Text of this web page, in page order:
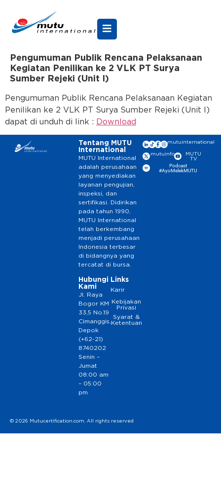
Pengumuman Publik Rencana Pelaksanaan
Kegiatan Penilikan ke 2 VLK PT Surya
Sumber Rejeki (Unit I)
Pengumuman Publik Rencana Pelaksanaan Kegiatan
Penilikan ke 2 VLK PT Surya Sumber Rejeki (Unit I)
dapat di unduh di link : Download
Tentang MUTU
International
MUTU International
adalah perusahaan
yang menyediakan
layanan pengujian,
inspeksi, dan
sertifikasi. Didirikan
pada tahun 1990,
MUTU International
telah berkembang
menjadi perusahaan
Indonesia terbesar
di bidangnya yang
tercatat di bursa.
Hubungi
Kami
Jl. Raya
Bogor KM
33,5 No.19
Cimanggis,
Depok
(+62-21)
8740202
Senin –
Jumat
08:00 am
– 05:00
pm
Links
Karir
Kebijakan
Privasi
Syarat &
Ketentuan
mutuinternational
mutuinfo
MUTU
TV
Podcast
#AyoMelekMUTU
© 2026 Mutucertification.com. All rights reserved